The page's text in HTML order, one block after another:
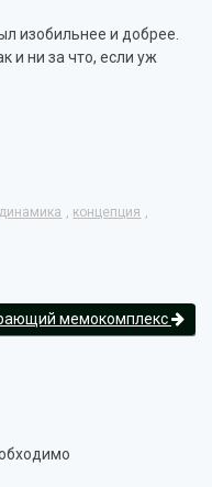
изобильнее и добрее.
и ни за что, если уж
, концепция ,
мемокомплекс